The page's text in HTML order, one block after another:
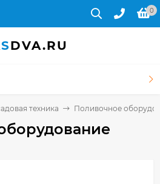
0
DVA.RU
техника Поливочное